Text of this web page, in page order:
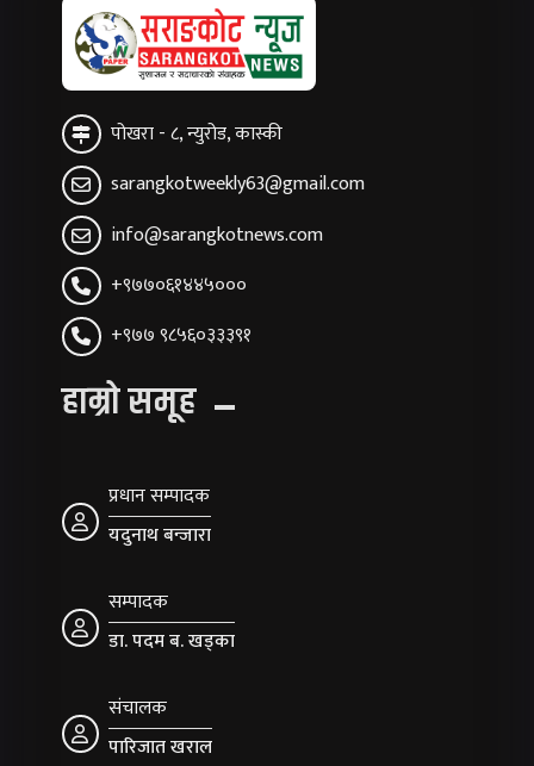
पोखरा - ८, न्युरोड, कास्की
sarangkotweekly63@gmail.com
info@sarangkotnews.com
+९७७०६१४४५०००
+९७७ ९८५६०३३३९१
हाम्रो समूह
प्रधान सम्पादक
यदुनाथ बन्जारा
सम्पादक
डा. पदम ब. खड्का
संचालक
पारिजात खराल